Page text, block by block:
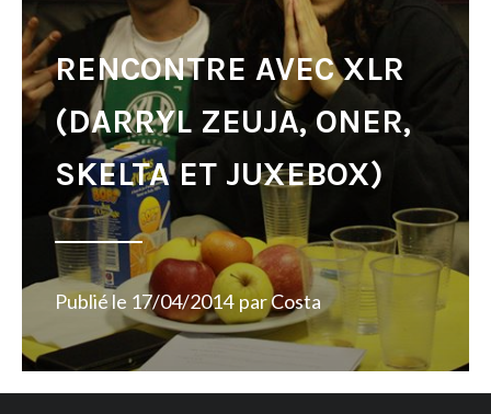
RENCONTRE AVEC XLR
(DARRYL ZEUJA, ONER,
SKELTA ET JUXEBOX)
Publié le 17/04/2014 parCosta